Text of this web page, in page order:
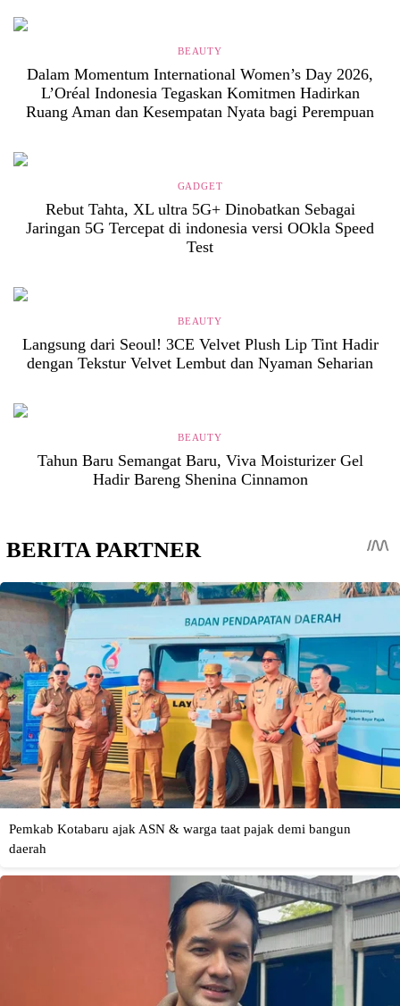
BEAUTY
Dalam Momentum International Women’s Day 2026,
L’Oréal Indonesia Tegaskan Komitmen Hadirkan
Ruang Aman dan Kesempatan Nyata bagi Perempuan
GADGET
Rebut Tahta, XL ultra 5G+ Dinobatkan Sebagai
Jaringan 5G Tercepat di indonesia versi OOkla Speed
Test
BEAUTY
Langsung dari Seoul! 3CE Velvet Plush Lip Tint Hadir
dengan Tekstur Velvet Lembut dan Nyaman Seharian
BEAUTY
Tahun Baru Semangat Baru, Viva Moisturizer Gel
Hadir Bareng Shenina Cinnamon